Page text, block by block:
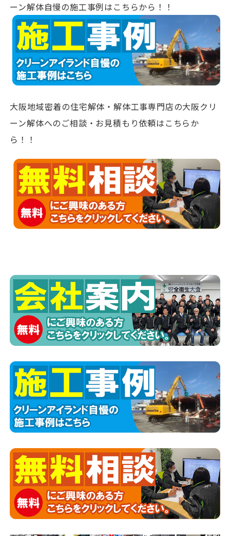
ーン解体自慢の施工事例はこちらから！！
大阪地域密着の住宅解体・解体工事専門店の大阪クリ
ーン解体へのご相談・お見積もり依頼はこちらか
ら！！